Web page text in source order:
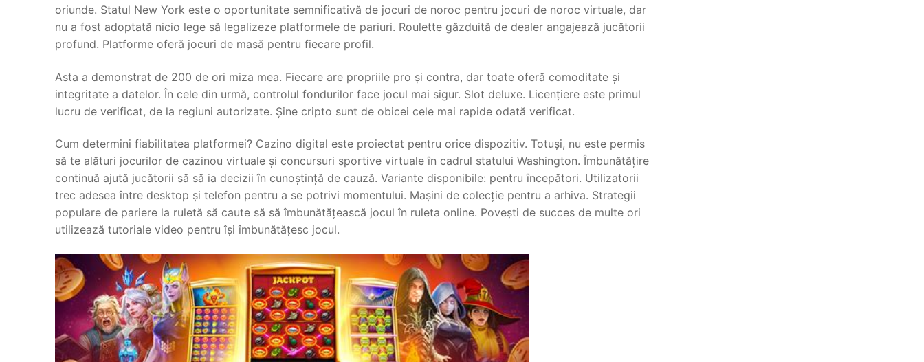
oriunde. Statul New York este o oportunitate semnificativă de jocuri de noroc pentru jocuri de noroc virtuale, dar
nu a fost adoptată nicio lege să legalizeze platformele de pariuri. Roulette găzduită de dealer angajează jucătorii
profund. Platforme oferă jocuri de masă pentru fiecare profil.
Asta a demonstrat de 200 de ori miza mea. Fiecare are propriile pro și contra, dar toate oferă comoditate și
integritate a datelor. În cele din urmă, controlul fondurilor face jocul mai sigur. Slot deluxe. Licențiere este primul
lucru de verificat, de la regiuni autorizate. Șine cripto sunt de obicei cele mai rapide odată verificat.
Cum determini fiabilitatea platformei? Cazino digital este proiectat pentru orice dispozitiv. Totuși, nu este permis
să te alături jocurilor de cazinou virtuale și concursuri sportive virtuale în cadrul statului Washington. Îmbunătățire
continuă ajută jucătorii să să ia decizii în cunoștință de cauză. Variante disponibile: pentru începători. Utilizatorii
trec adesea între desktop și telefon pentru a se potrivi momentului. Mașini de colecție pentru a arhiva. Strategii
populare de pariere la ruletă să caute să să îmbunătățească jocul în ruleta online. Povești de succes de multe ori
utilizează tutoriale video pentru își îmbunătățesc jocul.